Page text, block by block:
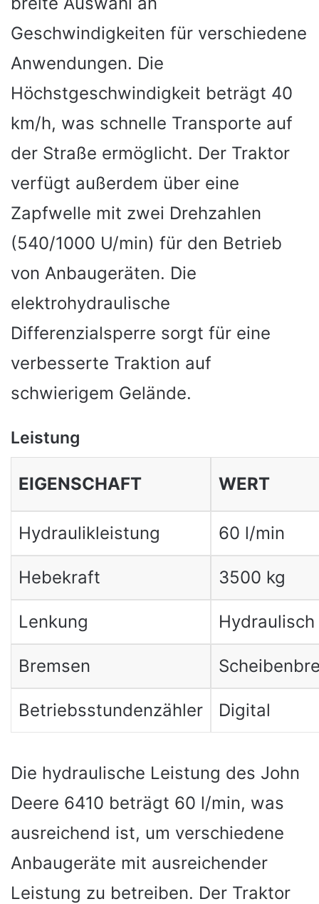
Geschwindigkeiten für verschiedene
Anwendungen. Die
Höchstgeschwindigkeit beträgt 40
km/h, was schnelle Transporte auf
der Straße ermöglicht. Der Traktor
verfügt außerdem über eine
Zapfwelle mit zwei Drehzahlen
(540/1000 U/min) für den Betrieb
von Anbaugeräten. Die
elektrohydraulische
Differenzialsperre sorgt für eine
verbesserte Traktion auf
schwierigem Gelände.
Leistung
EIGENSCHAFT WERT
Hydraulikleistung 60 l/min
Hebekraft 3500 kg
Lenkung Hydraulisch
Bremsen
Betriebsstundenzähler Digital
Die hydraulische Leistung des John
Deere 6410 beträgt 60 l/min, was
ausreichend ist, um verschiedene
Anbaugeräte mit ausreichender
Leistung zu betreiben. Der Traktor